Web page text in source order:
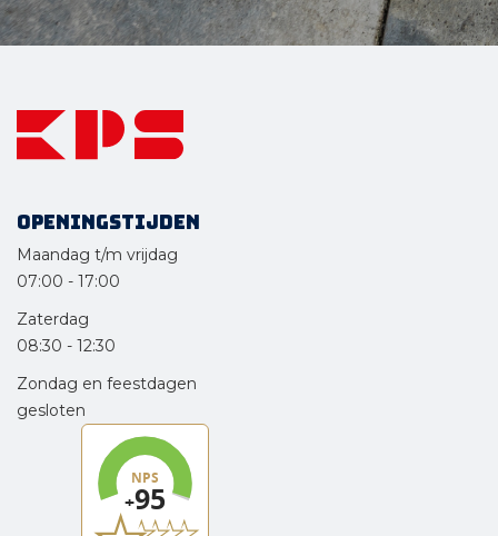
Openingstijden
Maandag t/m vrijdag
07:00 - 17:00
Zaterdag
08:30 - 12:30
Zondag en feestdagen
gesloten